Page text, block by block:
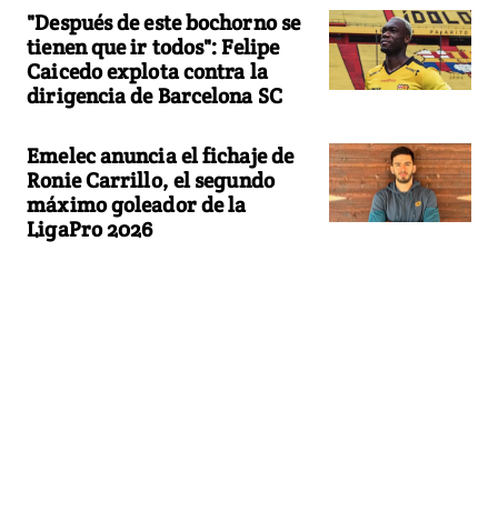
"Después de este bochorno se
tienen que ir todos": Felipe
Caicedo explota contra la
dirigencia de Barcelona SC
Emelec anuncia el fichaje de
Ronie Carrillo, el segundo
máximo goleador de la
LigaPro 2026